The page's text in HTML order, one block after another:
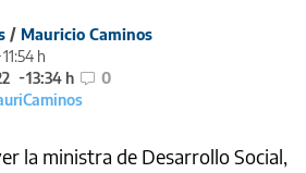
/ Mauricio Caminos
11:54 h
13:34 h
0
la ministra de Desarrollo Social,